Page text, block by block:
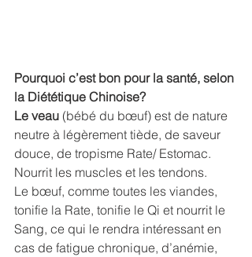
Pourquoi c’est bon pour la santé, selon
la Diététique Chinoise?
Le veau (bébé du bœuf) est de nature
neutre à légèrement tiède, de saveur
douce, de tropisme Rate/ Estomac.
Nourrit les muscles et les tendons.
Le bœuf, comme toutes les viandes,
tonifie la Rate, tonifie le Qi et nourrit le
Sang, ce qui le rendra intéressant en
cas de fatigue chronique, d’anémie,